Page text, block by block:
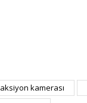
aksiyon kamerası